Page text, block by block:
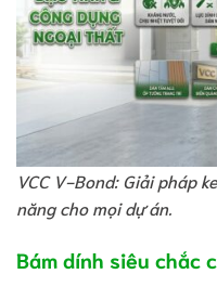
VCC V-Bond: Giải pháp
năng cho mọi dự án.
Bám dính siêu chắc